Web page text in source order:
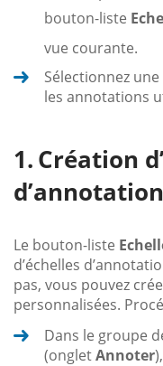
bouton-liste
vue courante.
Sélectionnez
les annotations
Création
Le bouton-liste
d’échelles
pas, vous pouvez
personnalisées.
Dans le groupe
(ongletAnnoter